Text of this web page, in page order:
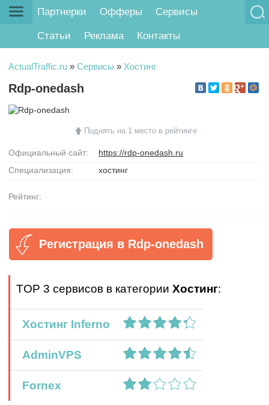
Партнерки Офферы Сервисы
Статьи Реклама Контакты
ActualTraffic.ru » Сервисы » Хостинг
Rdp-onedash
Поднять на 1 место в рейтинге
Официальный сайт:
https://rdp-onedash.ru
Специализация:
хостинг
Рейтинг:
Регистрация в Rdp-onedash
TOP 3 сервисов в категории Хостинг:
Хостинг Inferno
AdminVPS
Fornex